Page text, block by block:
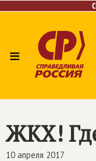
≡
СМИ о нас
ЖКХ!
10 апреля 2017